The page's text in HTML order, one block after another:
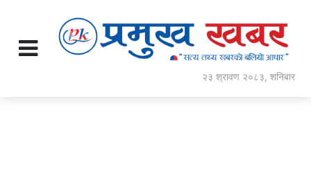
२३ श्रावण २०८३, शनिबार